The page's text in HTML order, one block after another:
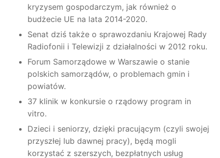
kryzysem gospodarczym, jak również o
budżecie UE na lata 2014-2020.
Senat dziś także o sprawozdaniu Krajowej Rady
Radiofonii i Telewizji z działalności w 2012 roku.
Forum Samorządowe w Warszawie o stanie
polskich samorządów, o problemach gmin i
powiatów.
37 klinik w konkursie o rządowy program in
vitro.
Dzieci i seniorzy, dzięki pracującym (czyli swojej
przyszłej lub dawnej pracy), będą mogli
korzystać z szerszych, bezpłatnych usług